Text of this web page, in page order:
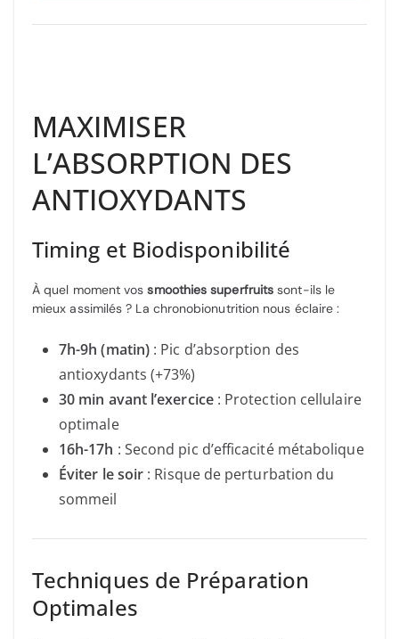
MAXIMISER
L’ABSORPTION DES
ANTIOXYDANTS
Timing et Biodisponibilité
À quel moment vossmoothies superfruits sont-ils le
mieux assimilés ? La chronobionutrition nous éclaire :
7h-9h (matin) : Pic d’absorption des
antioxydants (+73%)
30 min avant l’exercice: Protection cellulaire
optimale
16h-17h : Second pic d’efficacité métabolique
Éviter le soir : Risque de perturbation du
sommeil
Techniques de Préparation
Optimales